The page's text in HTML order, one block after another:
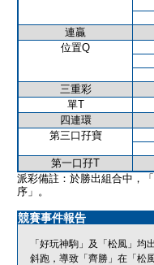
連贏
位置Q
三重彩
單T
四連環
第三口孖寶
第一口孖T
派彩備註：於勝出組合中，
序」。
競賽事件報告
「好玩神駒」及「松風」
斜跑，導致「齊勝」在「松